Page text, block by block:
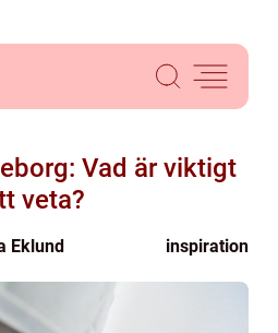
Vad är viktigt
veta?
Eklund inspiration